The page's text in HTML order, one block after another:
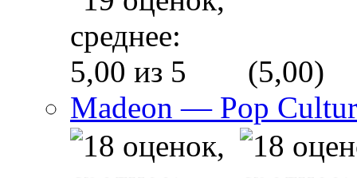
(5,00)
Madeon — Pop